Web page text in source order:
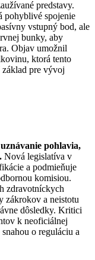
predstavy.
pohyblivé spojenie
vstupný bod, ale
bunky, aby
Objav umožnil
ktorá tento
základ pre vývoj
pohlavia,
Nová legislatíva v
a podmieňuje
komisiou.
zdravotníckych
zákrokov a neistotu
dôsledky. Kritici
k neoficiálnej
o reguláciu a